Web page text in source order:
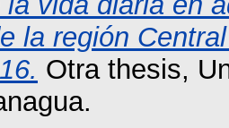
la región
Otra thesis,